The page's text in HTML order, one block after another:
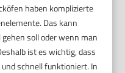
haben komplizierte
Das kann
soll oder wenn man
ist es wichtig, dass
schnell funktioniert. In